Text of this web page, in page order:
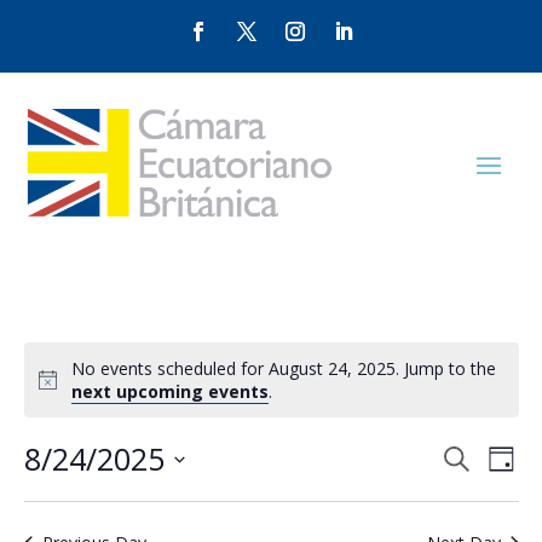
No events scheduled for August 24, 2025. Jump to the
next upcoming events.
Events
Search
Day
8/24/2025